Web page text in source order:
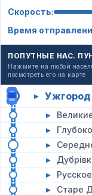
Скорость:
Время
ПОПУТНЫЕ НАС.
Нажмите на любой
посмотреть его на карте
▸ Ужгород
▸
▸
▸
▸
▸ Русское
▸ Старе